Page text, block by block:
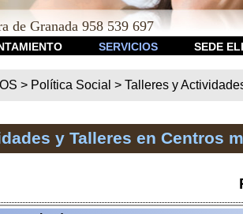
Granada 958 539 697
SERVICIOS SEDE
> Política Social >Talleres y
y Talleres en Centros